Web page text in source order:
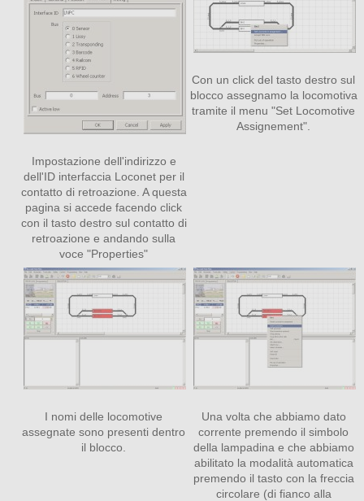
Impostazione dell'indirizzo e
dell'ID interfaccia Loconet per il
contatto di retroazione. A questa
pagina si accede facendo click
con il tasto destro sul contatto di
retroazione e andando sulla
voce "Properties"
Con un click del tasto destro sul
blocco assegnamo la locomotiva
tramite il menu "Set Locomotive
Assignement".
I nomi delle locomotive
assegnate sono presenti dentro
il blocco.
Una volta che abbiamo dato
corrente premendo il simbolo
della lampadina e che abbiamo
abilitato la modalità automatica
premendo il tasto con la freccia
circolare (di fianco alla